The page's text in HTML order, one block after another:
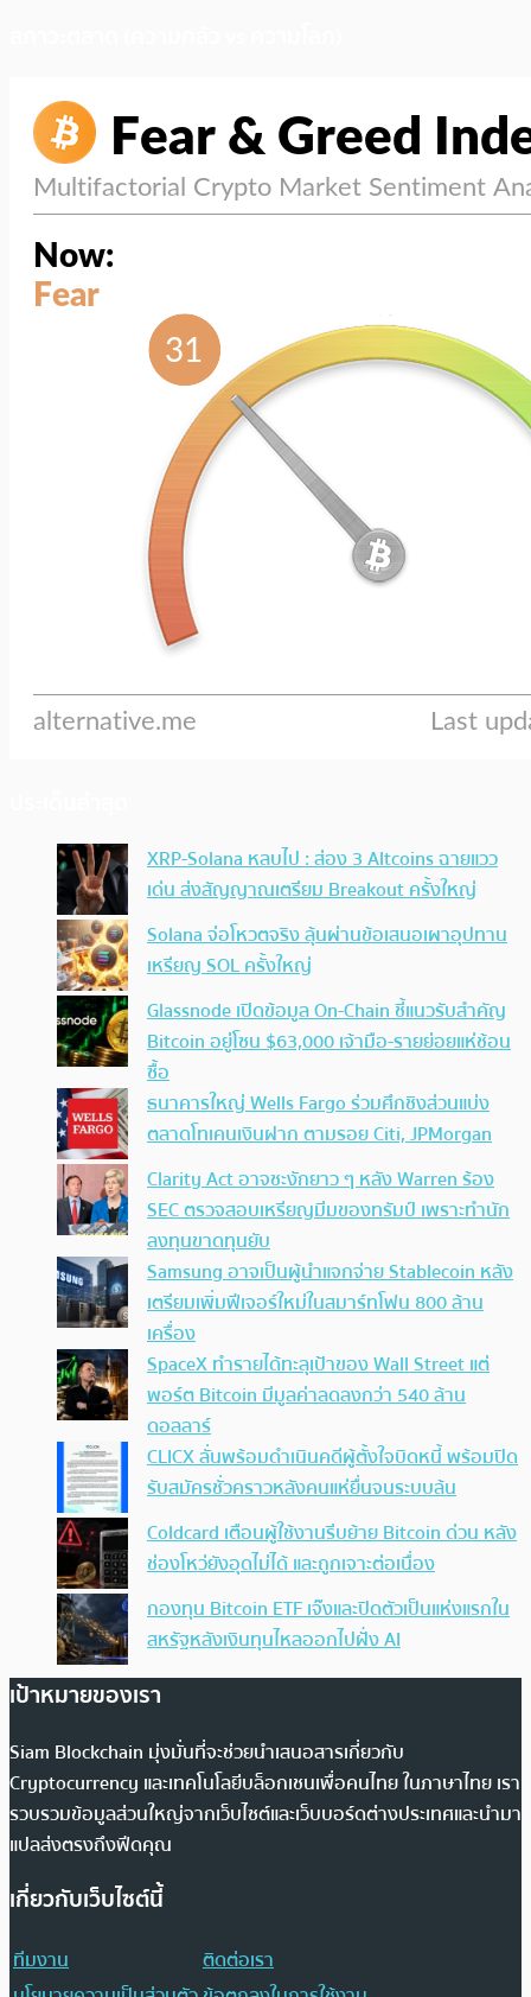
XRP-Solana หลบไป : ส่อง 3 Altcoins ฉายแวว
เด่น ส่งสัญญาณเตรียม Breakout ครั้งใหญ่
Solana จ่อโหวตจริง ลุ้นผ่านข้อเสนอเผาอุปทาน
เหรียญ SOL ครั้งใหญ่
Glassnode เปิดข้อมูล On-Chain ชี้แนวรับสำคัญ
Bitcoin อยู่โซน $63,000 เจ้ามือ-รายย่อยแห่ช้อน
ซื้อ
ธนาคารใหญ่ Wells Fargo ร่วมศึกชิงส่วนแบ่ง
ตลาดโทเคนเงินฝาก ตามรอย Citi, JPMorgan
Clarity Act อาจชะงักยาว ๆ หลัง Warren ร้อง
SEC ตรวจสอบเหรียญมีมของทรัมป์ เพราะทำนัก
ลงทุนขาดทุนยับ
Samsung อาจเป็นผู้นำแจกจ่าย Stablecoin หลัง
เตรียมเพิ่มฟีเจอร์ใหม่ในสมาร์ทโฟน 800 ล้าน
เครื่อง
SpaceX ทำรายได้ทะลุเป้าของ Wall Street แต่
พอร์ต Bitcoin มีมูลค่าลดลงกว่า 540 ล้าน
ดอลลาร์
CLICX ลั่นพร้อมดำเนินคดีผู้ตั้งใจบิดหนี้ พร้อมปิด
รับสมัครชั่วคราวหลังคนแห่ยื่นจนระบบล้น
Coldcard เตือนผู้ใช้งานรีบย้าย Bitcoin ด่วน หลัง
ช่องโหว่ยังอุดไม่ได้ และถูกเจาะต่อเนื่อง
กองทุน Bitcoin ETF เจ๊งและปิดตัวเป็นแห่งแรกใน
สหรัฐหลังเงินทุนไหลออกไปฝั่ง AI
เป้าหมายของเรา
Siam Blockchain มุ่งมั่นที่จะช่วยนำเสนอสารเกี่ยวกับ
Cryptocurrency และเทคโนโลยีบล็อกเชนเพื่อคนไทย ในภาษาไทย เรา
รวบรวมข้อมูลส่วนใหญ่จากเว็บไซต์และเว็บบอร์ดต่างประเทศและนำมา
แปลส่งตรงถึงฟีดคุณ
เกี่ยวกับเว็บไซต์นี้
ทีมงาน
ติดต่อเรา